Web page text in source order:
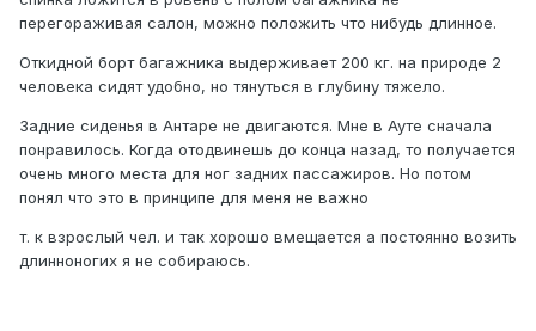
перегораживая салон, можно положить что нибудь длинное.
Откидной борт багажника выдерживает 200 кг. на природе 2
человека сидят удобно, но тянуться в глубину тяжело.
Задние сиденья в Антаре не двигаются. Мне в Ауте сначала
понравилось. Когда отодвинешь до конца назад, то получается
очень много места для ног задних пассажиров. Но потом
понял что это в принципе для меня не важно
т. к взрослый чел. и так хорошо вмещается а постоянно возить
длинноногих я не собираюсь.